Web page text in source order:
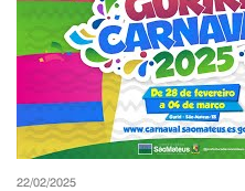
22/02/2025